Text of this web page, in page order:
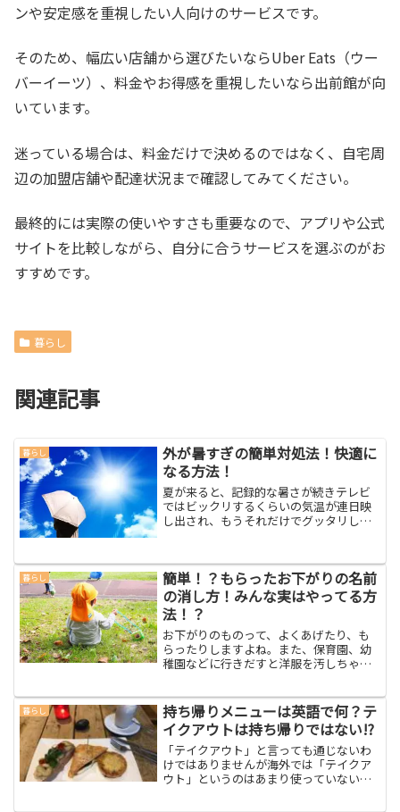
ンや安定感を重視したい人向けのサービスです。
そのため、幅広い店舗から選びたいならUber Eats（ウー
バーイーツ）、料金やお得感を重視したいなら出前館が向
いています。
迷っている場合は、料金だけで決めるのではなく、自宅周
辺の加盟店舗や配達状況まで確認してみてください。
最終的には実際の使いやすさも重要なので、アプリや公式
サイトを比較しながら、自分に合うサービスを選ぶのがお
すすめです。
暮らし
関連記事
暮らし
外が暑すぎの簡単対処法！快適に
なる方法！
夏が来ると、記録的な暑さが続きテレビ
ではビックリするくらいの気温が連日映
し出され、もうそれだけでグッタリして
すごしたいよ。そんな気持ちになりま
す…筆者は、まさにそんなタ...
暮らし
簡単！？もらったお下がりの名前
の消し方！みんな実はやってる方
法！？
お下がりのものって、よくあげたり、も
らったりしますよね。また、保育園、幼
稚園などに行きだすと洋服を汚しちゃっ
思うこともあると思います。そんな時に
助かるのは、お下がりです...
暮らし
持ち帰りメニューは英語で何？テ
イクアウトは持ち帰りではない!?
「テイクアウト」と言っても通じないわ
けではありませんが海外では「テイクア
ウト」というのはあまり使っていないの